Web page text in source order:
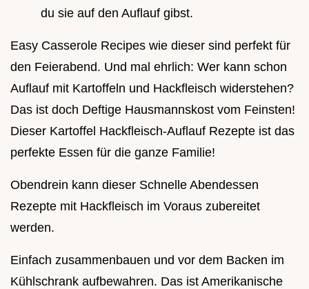
du sie auf den Auflauf gibst.
Easy Casserole Recipes wie dieser sind perfekt für
den Feierabend. Und mal ehrlich: Wer kann schon
Auflauf mit Kartoffeln und Hackfleisch widerstehen?
Das ist doch Deftige Hausmannskost vom Feinsten!
Dieser Kartoffel Hackfleisch-Auflauf Rezepte ist das
perfekte Essen für die ganze Familie!
Obendrein kann dieser Schnelle Abendessen
Rezepte mit Hackfleisch im Voraus zubereitet
werden.
Einfach zusammenbauen und vor dem Backen im
Kühlschrank aufbewahren. Das ist Amerikanische